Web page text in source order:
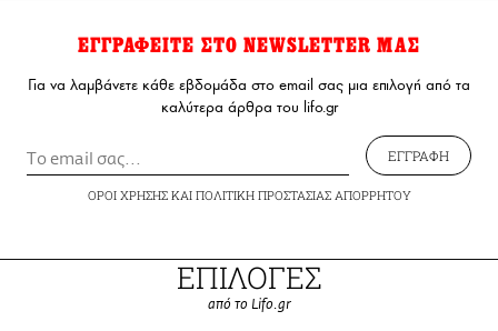
ΕΓΓΡΑΦΕΙΤΕ ΣΤΟ NEWSLETTER ΜΑΣ
Για να λαμβάνετε κάθε εβδομάδα στο email σας μια επιλογή από τα
καλύτερα άρθρα του lifo.gr
ΕΓΓΡΑΦΗ
ΟΡΟΙ ΧΡΗΣΗΣΚΑΙ ΠΟΛΙΤΙΚΗ ΠΡΟΣΤΑΣΙΑΣ ΑΠΟΡΡΗΤΟΥ
ΕΠΙΛΟΓΕΣ
από το Lifo.gr